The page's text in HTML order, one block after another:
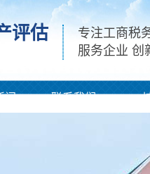
评估 专注工商税
服务企业 创
闻 联系我们